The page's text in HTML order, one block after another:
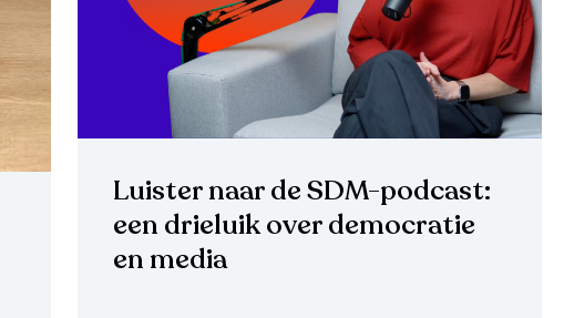
Luister naar de SDM-podcast:
een drieluik over democratie
en media